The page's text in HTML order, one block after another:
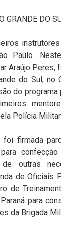
GRANDE DO
Paulo.
Araújo Peres,
do Sul, no
do
Polícia Militar
foi firmada
outras
de Oficiais
de
para
da Brigada